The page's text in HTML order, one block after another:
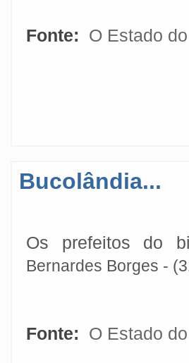
Fonte: O Estado
Bucolândia...
Os prefeitos do
Bernardes Borges -
Fonte: O Estado